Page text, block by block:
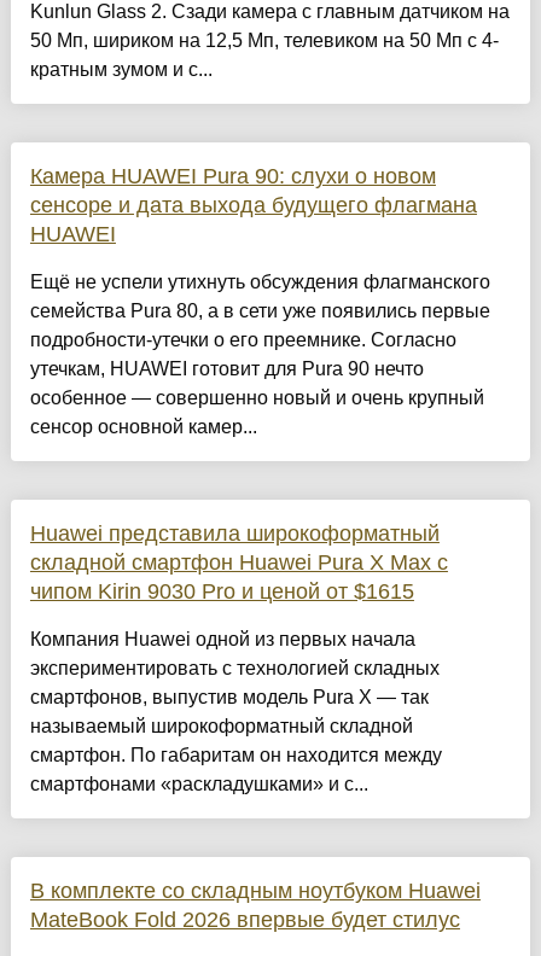
Kunlun Glass 2. Сзади камера с главным датчиком на
50 Мп, шириком на 12,5 Мп, телевиком на 50 Мп с 4-
кратным зумом и с...
Камера HUAWEI Pura 90: слухи о новом
сенсоре и дата выхода будущего флагмана
HUAWEI
Ещё не успели утихнуть обсуждения флагманского
семейства Pura 80, а в сети уже появились первые
подробности-утечки о его преемнике. Согласно
утечкам, HUAWEI готовит для Pura 90 нечто
особенное — совершенно новый и очень крупный
сенсор основной камер...
Huawei представила широкоформатный
складной смартфон Huawei Pura X Max с
чипом Kirin 9030 Pro и ценой от $1615
Компания Huawei одной из первых начала
экспериментировать с технологией складных
смартфонов, выпустив модель Pura X — так
называемый широкоформатный складной
смартфон. По габаритам он находится между
смартфонами «раскладушками» и с...
В комплекте со складным ноутбуком Huawei
MateBook Fold 2026 впервые будет стилус